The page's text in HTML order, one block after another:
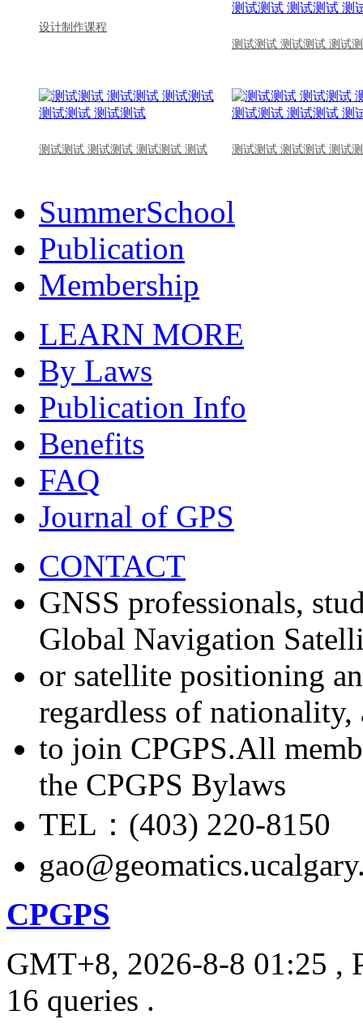
设计制作课程
测试测试 测试测试 测试
测试测试 测试测试 测试测试 测试 测试测试 测试测试 测试
SummerSchool
Publication
Membership
LEARN MORE
By Laws
Publication Info
Benefits
FAQ
Journal of GPS
CONTACT
GNSS professionals,
Global Navigation
or satellite positioning
regardless of nationality,
to join CPGPS.All
the CPGPS Bylaws
TEL：(403) 220-8150
CPGPS
GMT+8, 2026-8-8 01:25 ,
16 queries .